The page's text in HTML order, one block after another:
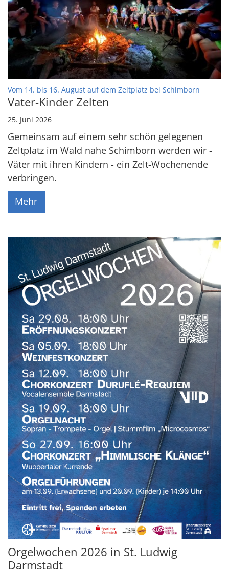
Vom 14. bis 16. August auf dem Zeltplatz bei Schimborn
Vater-Kinder Zelten
25. Juni 2026
Gemeinsam auf einem sehr schön gelegenen
Zeltplatz im Wald nahe Schimborn werden wir -
Väter mit ihren Kindern - ein Zelt-Wochenende
verbringen.
Mehr
Orgelwochen 2026 in St. Ludwig
Darmstadt